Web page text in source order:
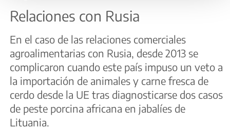
Relaciones con Rusia
En el caso de las relaciones comerciales
agroalimentarias con Rusia, desde 2013 se
complicaron cuando este país impuso un veto a
la importación de animales y carne fresca de
cerdo desde la UE tras diagnosticarse dos casos
de peste porcina africana en jabalíes de
Lituania.